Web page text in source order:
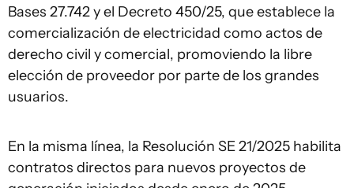
Bases 27.742 y el Decreto 450/25, que establece la
comercialización de electricidad como actos de
derecho civil y comercial, promoviendo la libre
elección de proveedor por parte de los grandes
usuarios.
En la misma línea, la Resolución SE 21/2025 habilita
contratos directos para nuevos proyectos de